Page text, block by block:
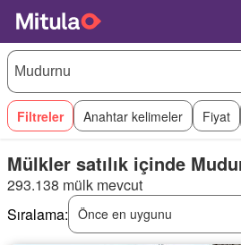
Filtreler Anahtar kelimeler Fiyat
Mülkler satılık içinde
293.138 mülk mevcut
Sıralama: Önce en uygunu